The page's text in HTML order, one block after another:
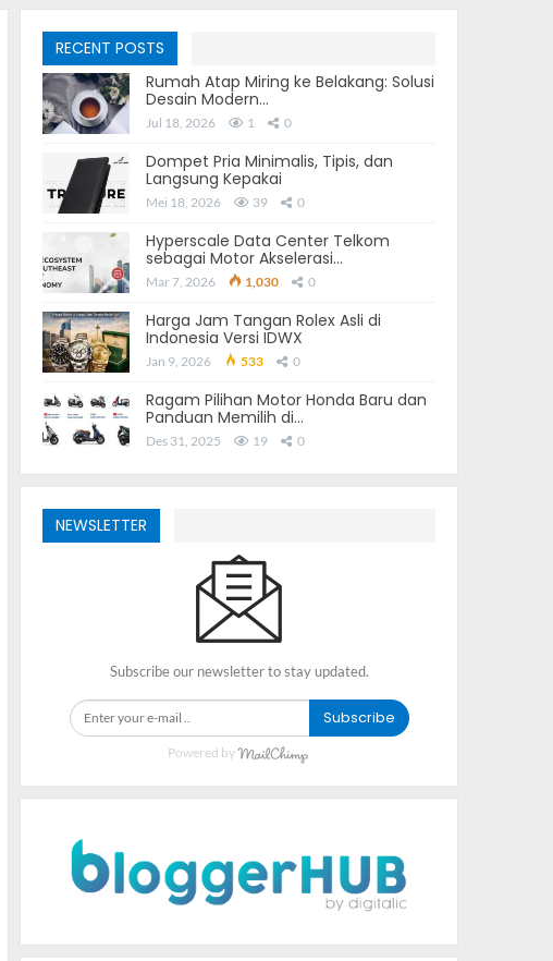
RECENT POSTS
Rumah Atap Miring ke Belakang: Solusi
Desain Modern…
Jul 18, 2026 1 0
Dompet Pria Minimalis, Tipis, dan
Langsung Kepakai
Mei 18, 2026 39 0
Hyperscale Data Center Telkom
sebagai Motor Akselerasi…
Mar 7, 2026 1,030 0
Harga Jam Tangan Rolex Asli di
Indonesia Versi IDWX
Jan 9, 2026 533 0
Ragam Pilihan Motor Honda Baru dan
Panduan Memilih di…
Des 31, 2025 19 0
NEWSLETTER
Subscribe our newsletter to stay updated.
Subscribe
Powered by